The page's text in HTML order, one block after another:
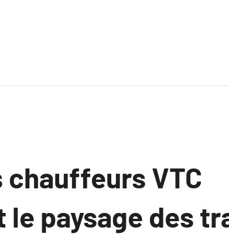
chauffeurs VTC
paysage des